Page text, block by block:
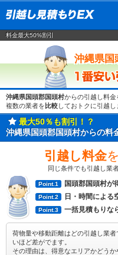
料金最大50%割引
沖縄県国
沖縄県国頭郡国頭村からの引越し料金
複数の業者を 比較しておトクに引越し
最大50％も割引！？
沖縄県国頭郡国頭村からの料
引越し料金
同じ条件でも引越し業
Point.1 国頭郡国頭村が
Point.2 日・時間による
Point.3 一括見積もりな
荷物量や移動距離はどの引越し業
いほど差がでます。
その理由は、得意なエリアかどう